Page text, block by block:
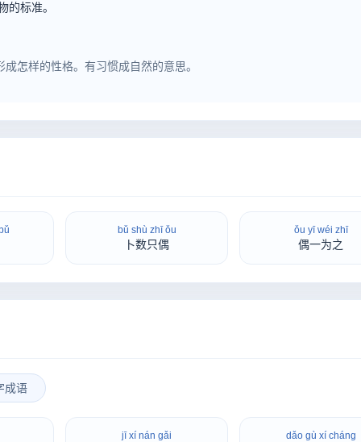
的标准。
怎样的性格。有习惯成自然的意思。
bǔ shù zhī ǒu
卜数只偶
ǒu yī wéi zhī
偶一为之
成语
jī xí nán gǎi dǎo gù xí cháng